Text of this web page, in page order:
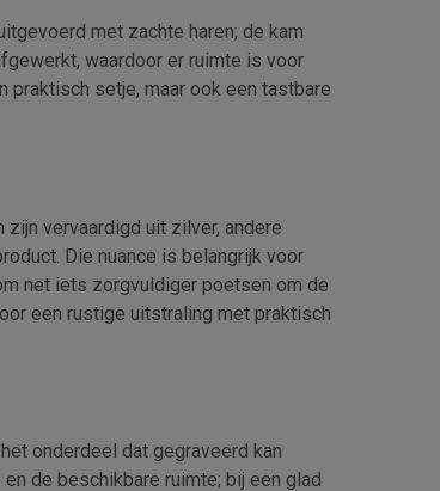
met zachte haren; de kam
waardoor er ruimte is voor
praktisch setje, maar ook een tastbare
vervaardigd uit zilver, andere
Die nuance is belangrijk voor
net iets zorgvuldiger poetsen om de
een rustige uitstraling met praktisch
onderdeel dat gegraveerd kan
de beschikbare ruimte; bij een glad